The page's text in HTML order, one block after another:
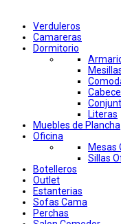
Verduleros
Camareras
Dormitorio
Literas
Muebles de Plancha
Oficina
Mesas
Sillas
Botelleros
Outlet
Estanterias
Sofas Cama
Perchas